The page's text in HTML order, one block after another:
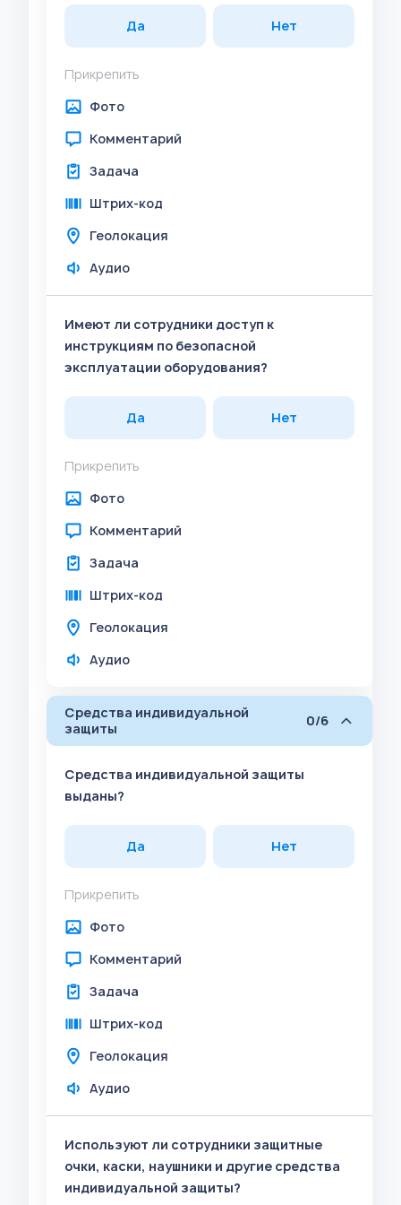
Да Нет
Прикрепить
Фото
Комментарий
Задача
Штрих-код
Геолокация
Аудио
Имеют ли сотрудники доступ к
инструкциям по безопасной
эксплуатации оборудования?
Да Нет
Прикрепить
Фото
Комментарий
Задача
Штрих-код
Геолокация
Аудио
Средства индивидуальной
защиты
0/6
Средства индивидуальной защиты
выданы?
Да Нет
Прикрепить
Фото
Комментарий
Задача
Штрих-код
Геолокация
Аудио
Используют ли сотрудники защитные
очки, каски, наушники и другие средства
индивидуальной защиты?